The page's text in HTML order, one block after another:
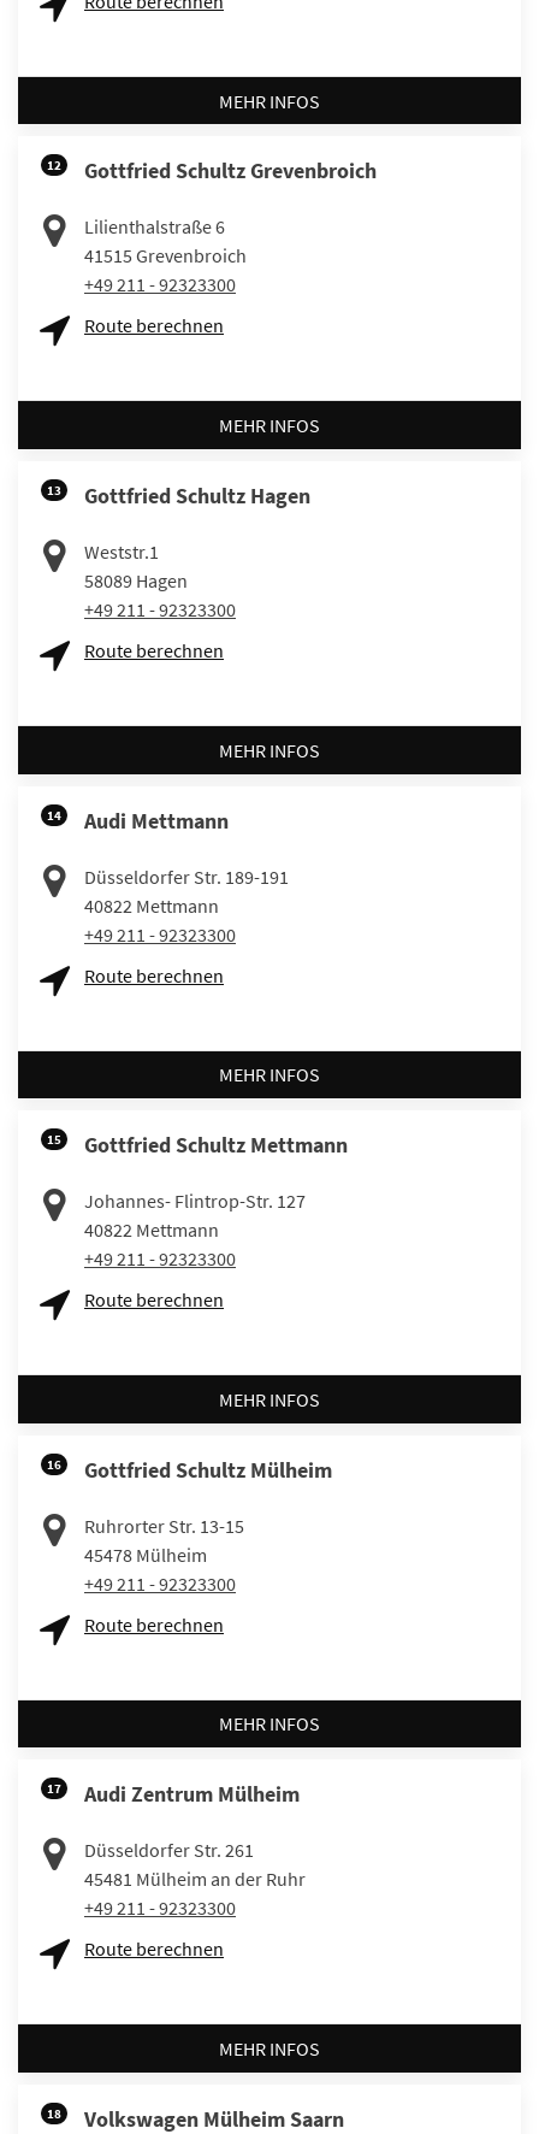
MEHR INFOS
12 Gottfried Schultz Grevenbroich
Lilienthalstraße 6
41515 Grevenbroich
+49 211 - 92323300
Route berechnen
MEHR INFOS
13 Gottfried Schultz Hagen
Weststr.1
58089 Hagen
+49 211 - 92323300
Route berechnen
MEHR INFOS
14 Audi Mettmann
Düsseldorfer Str. 189-191
40822 Mettmann
+49 211 - 92323300
Route berechnen
MEHR INFOS
15 Gottfried Schultz Mettmann
Johannes- Flintrop-Str. 127
40822 Mettmann
+49 211 - 92323300
Route berechnen
MEHR INFOS
16 Gottfried Schultz Mülheim
Ruhrorter Str. 13-15
45478 Mülheim
+49 211 - 92323300
Route berechnen
MEHR INFOS
17 Audi Zentrum Mülheim
Düsseldorfer Str. 261
45481 Mülheim an der Ruhr
+49 211 - 92323300
Route berechnen
MEHR INFOS
18 Volkswagen Mülheim Saarn